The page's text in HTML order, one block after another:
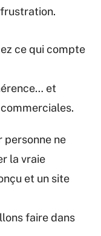
ce qui compte
et
personne ne
la vraie
et un site
faire dans